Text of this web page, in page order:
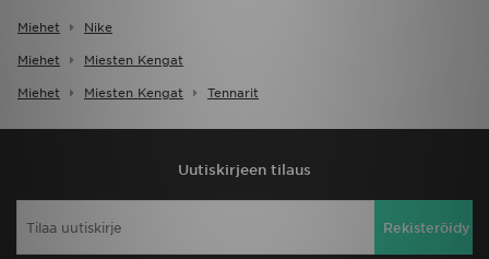
Miehet Nike
Miehet Miesten Kengat
Miehet Miesten Kengat Tennarit
Uutiskirjeen tilaus
Rekisteröidy